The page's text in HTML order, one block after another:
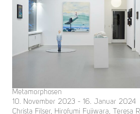
Metamorphosen
10. November 2023 - 16. Januar 2024
Christa Filser, Hirofumi Fujiwara, Teresa